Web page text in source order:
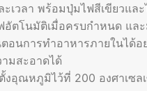
วลา พร้อมปุ่มไฟสีเขียวแล
ตโนมัติเมื่อครบกำหนด แล
อนการทำอาหารภายในได้อ
มสะอาดได้
อุณหภูมิไว้ที่ 200 องศาเซล